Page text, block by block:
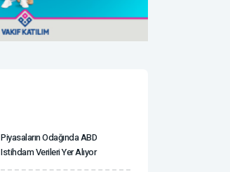
Piyasaların Odağında ABD
Istihdam Verileri Yer Alıyor